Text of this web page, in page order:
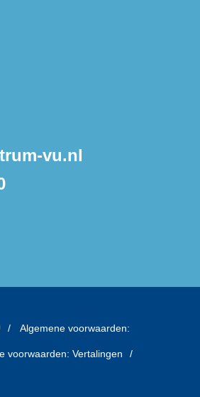
vu.nl
Algemene voorwaarden:
voorwaarden: Vertalingen